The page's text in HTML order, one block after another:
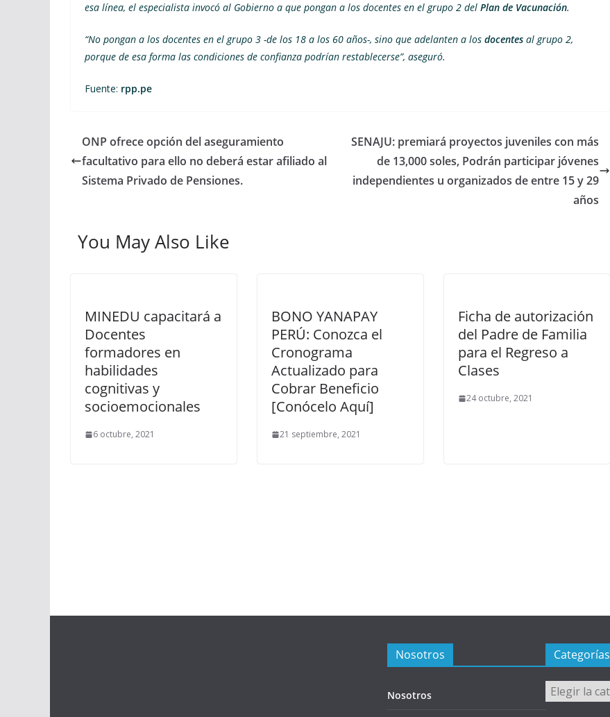
esa línea, el especialista invocó al Gobierno a que pongan a los docentes en el grupo 2 del Plan de Vacunación.
“No pongan a los docentes en el grupo 3 -de los 18 a los 60 años-, sino que adelanten a los docentes al grupo 2,
porque de esa forma las condiciones de confianza podrían restablecerse”, aseguró.
Fuente: rpp.pe
ONP ofrece opción del aseguramiento
facultativo para ello no deberá estar afiliado al
Sistema Privado de Pensiones.
SENAJU: premiará proyectos juveniles con más
de 13,000 soles, Podrán participar jóvenes
independientes u organizados de entre 15 y 29
años
You May Also Like
MINEDU capacitará a
Docentes
formadores en
habilidades
cognitivas y
socioemocionales
6 octubre, 2021
BONO YANAPAY
PERÚ: Conozca el
Cronograma
Actualizado para
Cobrar Beneficio
[Conócelo Aquí]
21 septiembre, 2021
Ficha de autorización
del Padre de Familia
para el Regreso a
Clases
24 octubre, 2021
Nosotros
Nosotros
Categorías
Categorías